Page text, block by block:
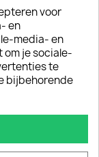
T6 - T6.1
IN
voor
en
media- en
je sociale-
te
bijbehorende